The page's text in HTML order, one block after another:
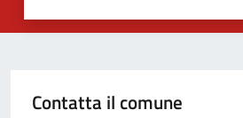
Contatta il comune